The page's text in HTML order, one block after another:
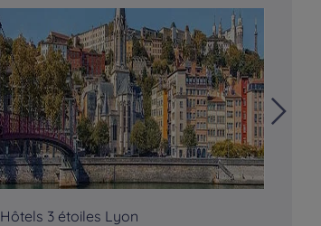
Hôtels 3 étoiles Lyon